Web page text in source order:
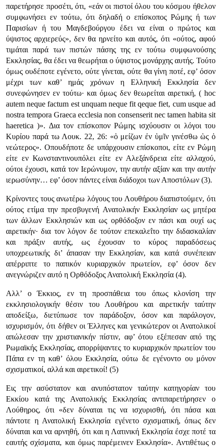
παρετήρησε προσέτι, ότι, «εάν οι πιστοί όλου του κόσμου ήθελον
συμφωνήσει εν τούτω, ότι δηλαδή ο επίσκοπος Ρώμης ή των
Παρισίων ή του Μαγδεβούργου έδει να είναι ο πρώτος και
ύψιστος αρχιερεύς», δεν θα ηρνείτο και αυτός, ότι «ούτος, αφού
τιμάται παρά των πιστών πάσης της εν τούτω συμφωνούσης
Εκκλησίας, θα έδει να θεωρήται ο ύψιστος μονάρχης αυτής. Τούτο
όμως ουδέποτε εγένετο, ούτε γίνεται, ούτε θα γίνη ποτέ, εφ’ όσον
μέχρι των καθ’ ημάς χρόνων η Ελληνική Εκκλησία δεν
συνεφώνησεν εν τούτω· και όμως δεν θεωρείται αιρετική, ( hoc
autem neque factum est unquam neque fit qeque fiet, cum usque ad
nostra tempora Graeca ecclesia non consenserit nec tamen habita sit
haeretica )». Δια τον επίσκοπον Ρώμης ισχύουσιν οι λόγοι του
Κυρίου παρά τω Λουκ. 22, 26: «ὁ μείζων ἐν ὑμῖν γινέσθω ὡς ὁ
νεώτερος». Οπουδήποτε δε υπάρχουσιν επίσκοποι, είτε εν Ρώμη
είτε εν Κωνσταντινουπόλει είτε εν Αλεξάνδρεια είτε αλλαχού,
ούτοι έχουσι, κατά τον Ιερώνυμον, την αυτήν αξίαν και την αυτήν
ιερωσύνην… εφ’ όσον πάντες είναι διάδοχοι των Αποστόλων (3).
Κρίνοντες τους ανωτέρω λόγους του Λουθήρου διαπιστούμεν, ότι
ούτος ετίμα την πρεσβυγενή Ανατολικήν Εκκλησίαν ως μητέρα
των άλλων Εκκλησιών και ως ορθόδοξον εν πάσι και ουχί ως
αιρετικήν· δια τον λόγον δε τούτον επεκαλεΐτο την διδασκαλίαν
και πράξιν αυτής, ως έχουσαν το κύρος παραδόσεως
υποχρεωτικής δι’ άπασαν την Εκκλησίαν, και κατά συνέπειαν
απέρριπτε το παπικόν κυριαρχικόν πρωτείον, εφ’ όσον δεν
ανεγνώριζεν αυτό η Ορθόδοξος Ανατολική Εκκλησία (4).
Αλλ’ ο Έκκιος, εν τη προσπάθεια του όπως κλονίση την
εκκλησιολογικήν θέσιν του Λουθήρου και αιρετικήν ταύτην
αποδείξω, διετύπωσε τον παράδοξον, όσον και παράλογον,
ισχυρισμόν, ότι δήθεν οι Έλληνες και γενικώτερον οι Ανατολικοί
απώλεσαν την χριστιανικήν πίστιν, αφ’ ότου εξέπεσαν από της
Ρωμαϊκής Εκκλησίας, απορρίψαντες το κυριαρχικόν πρωτείον του
Πάπα εν τη καθ’ όλου Εκκλησία, ούτω δε εγένοντο ου μόνον
σχισματικοί, αλλά και αιρετικοί! (5)
Εις την ασύστατον και ανυπόστατον ταύτην κατηγορίαν του
Εκκίου κατά της Ανατολικής Εκκλησίας αντιπαρετήρησεν ο
Λούθηρος, ότι «δεν δύναται τις να ισχυρισθή, ότι πάσα και
πάντοτε η Ανατολική Εκκλησία εγένετο σχισματική, όπως δεν
δύναται και να αρνηθή, ότι και η Λατινική Εκκλησία έσχε ποτέ τα
εαυτής σχίσματα, και όμως παρέμεινεν Εκκλησία». Αντιθέτως ο